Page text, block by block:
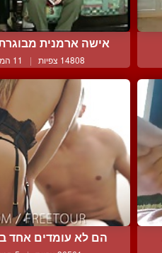
אישה ארמנית
14808 צפיות | 11 המלצות
הם לא עומדים אחד